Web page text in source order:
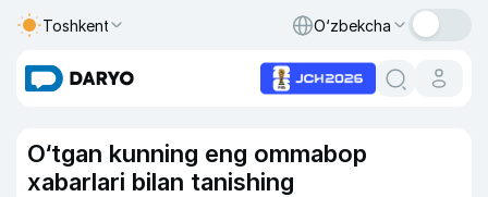
Toshkent O‘zbekcha
O‘tgan kunning eng ommabop
xabarlari bilan tanishing